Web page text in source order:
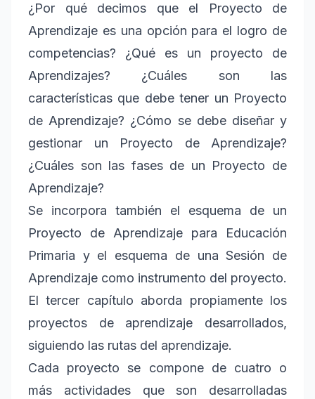
¿Por qué decimos que el Proyecto de
Aprendizaje es una opción para el logro de
competencias? ¿Qué es un proyecto de
Aprendizajes? ¿Cuáles son las
características que debe tener un Proyecto
de Aprendizaje? ¿Cómo se debe diseñar y
gestionar un Proyecto de Aprendizaje?
¿Cuáles son las fases de un Proyecto de
Aprendizaje?
Se incorpora también el esquema de un
Proyecto de Aprendizaje para Educación
Primaria y el esquema de una Sesión de
Aprendizaje como instrumento del proyecto.
El tercer capítulo aborda propiamente los
proyectos de aprendizaje desarrollados,
siguiendo las rutas del aprendizaje.
Cada proyecto se compone de cuatro o
más actividades que son desarrolladas